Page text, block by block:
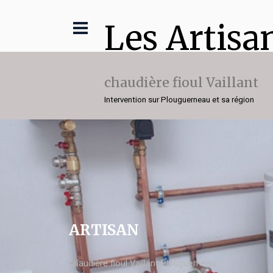
Les
chaudière fioul Vaillant
Intervention sur Plouguerneau et sa région
ARTISAN
chaudière fioul Vaillant Plouguerneau